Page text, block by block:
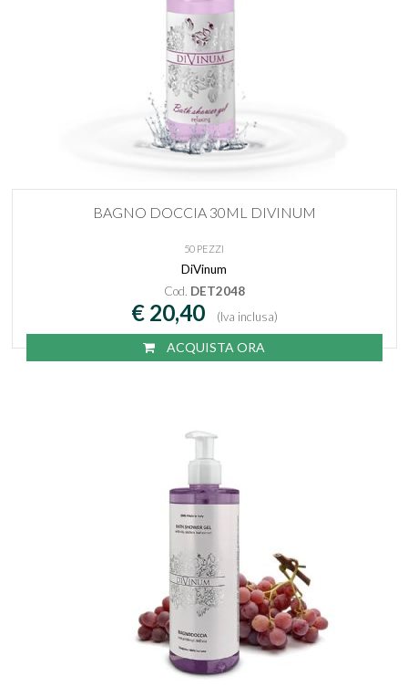
BAGNO DOCCIA 30ML DIVINUM
50 PEZZI
DiVinum
Cod. DET2048
€ 20,40 (Iva inclusa)
ACQUISTA ORA